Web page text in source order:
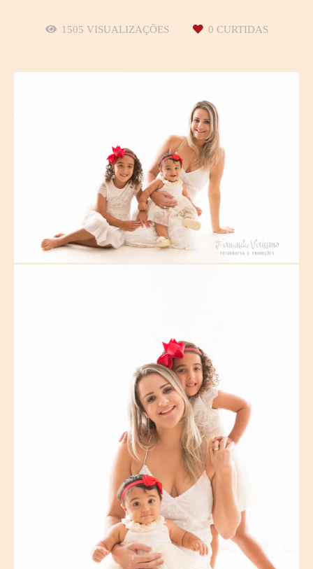
1505 VISUALIZAÇÕES 0 CURTIDAS